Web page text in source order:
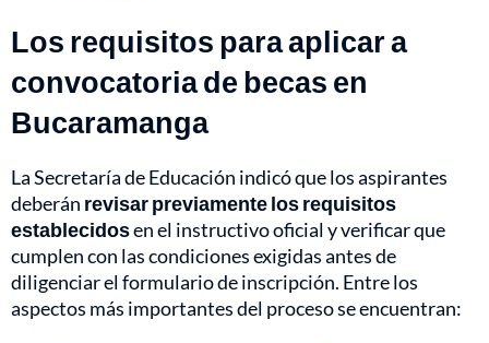
Los requisitos para aplicar a
convocatoria de becas en
Bucaramanga
La Secretaría de Educación indicó que los aspirantes
deberán revisar previamente los requisitos
establecidosen el instructivo oficial y verificar que
cumplen con las condiciones exigidas antes de
diligenciar el formulario de inscripción. Entre los
aspectos más importantes del proceso se encuentran: